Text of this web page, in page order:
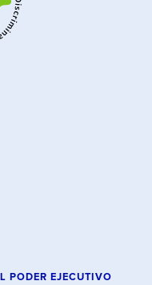
PODER EJECUTIVO